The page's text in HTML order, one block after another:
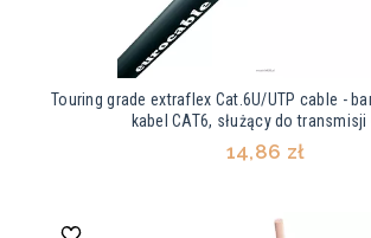
Touring grade extraflex Cat.6U/UTP cable -
kabel CAT6, służący do transmisji
14,86 zł